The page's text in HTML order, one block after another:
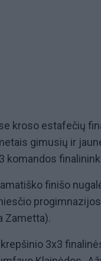
kroso estafečių
gimusių ir
komandos
finišo
Zametta).
3x3